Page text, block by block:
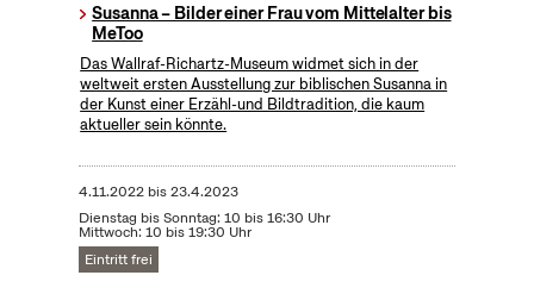
Susanna – Bilder einer Frau vom Mittelalter bis
MeToo
Das Wallraf-Richartz-Museum widmet sich in der
weltweit ersten Ausstellung zur biblischen Susanna in
der Kunst einer Erzähl-und Bildtradition, die kaum
aktueller sein könnte.
4.11.2022bis23.4.2023
Dienstag bis Sonntag: 10 bis 16:30 Uhr
Mittwoch: 10 bis 19:30 Uhr
Eintritt frei